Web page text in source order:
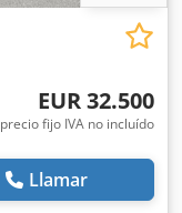
EUR 32.500
precio fijo IVA no incluído
Llamar